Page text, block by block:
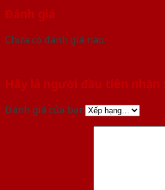
Đánh giá
Chưa có đánh giá nào.
Hãy là người đầu tiên nhận
Đánh giá của bạn